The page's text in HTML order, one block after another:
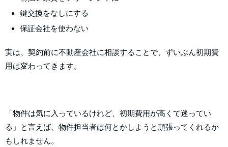
鍵交換をなしにする
保証会社を使わない
実は、契約前に不動産会社に相談することで、ずいぶん初期費
用は変わってきます。
「物件は気に入っているけれど、初期費用が高くて迷ってい
る」と言えば、物件担当者は何とかしようと頑張ってくれるか
もしれません。